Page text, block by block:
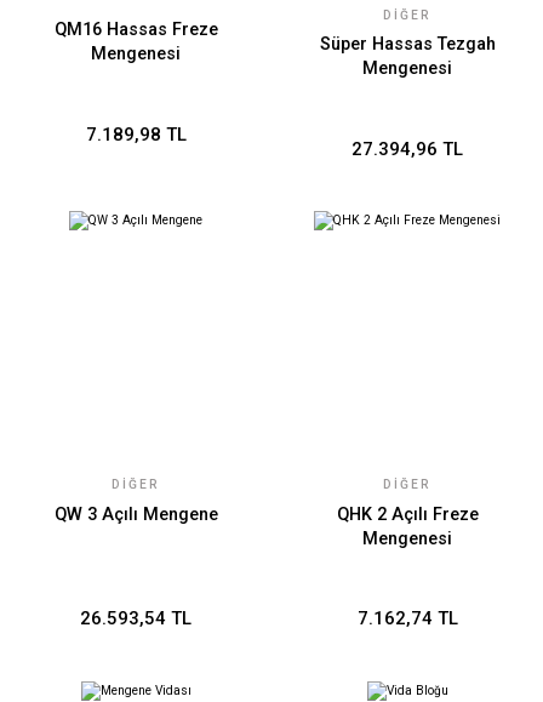
QM16 Hassas Freze
Mengenesi
7.189,98 TL
DIĞER
Süper Hassas Tezgah
Mengenesi
27.394,96 TL
DIĞER
QW 3 Açılı Mengene
26.593,54 TL
DIĞER
QHK 2 Açılı Freze
Mengenesi
7.162,74 TL